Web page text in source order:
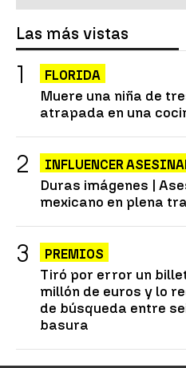
Las más vistas
FLORIDA
Muere una niña de
atrapada en una
INFLUENCER
Duras imágenes |
mexicano en plena
PREMIOS
Tiró por error un
millón de euros y lo
de búsqueda entre
basura